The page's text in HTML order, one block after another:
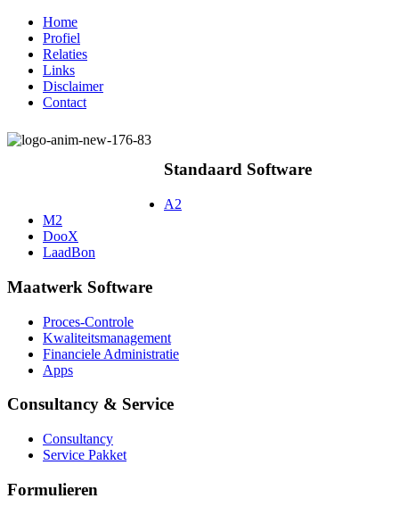
Home
Profiel
Relaties
Links
Disclaimer
Contact
Standaard Software
A2
M2
DooX
LaadBon
Maatwerk Software
Proces-Controle
Kwaliteitsmanagement
Financiele Administratie
Apps
Consultancy & Service
Consultancy
Service Pakket
Formulieren